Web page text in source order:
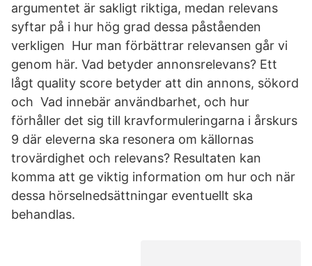
argumentet är sakligt riktiga, medan relevans
syftar på i hur hög grad dessa påståenden
verkligen Hur man förbättrar relevansen går vi
genom här. Vad betyder annonsrelevans? Ett
lågt quality score betyder att din annons, sökord
och Vad innebär användbarhet, och hur
förhåller det sig till kravformuleringarna i årskurs
9 där eleverna ska resonera om källornas
trovärdighet och relevans? Resultaten kan
komma att ge viktig information om hur och när
dessa hörselnedsättningar eventuellt ska
behandlas.